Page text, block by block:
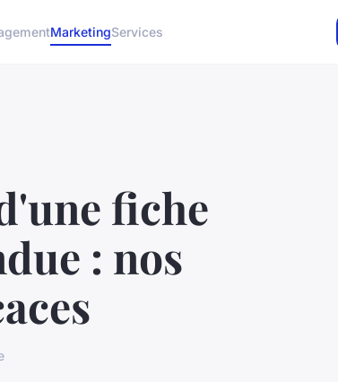
MarketingServices
fiche
: nos